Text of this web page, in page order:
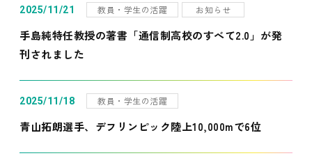
2025/11/21 教員・学生の活躍 お知らせ
手島純特任教授の著書「通信制高校のすべて2.0」が発
刊されました
2025/11/18 教員・学生の活躍
青山拓朗選手、デフリンピック陸上10,000mで6位